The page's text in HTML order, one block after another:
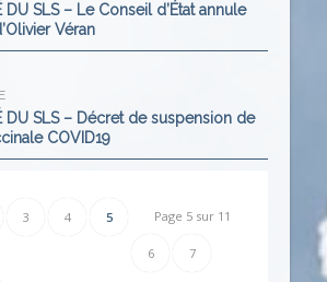
DU SLS – Le Conseil d’État annule
Véran
DU SLS – Décret de suspension de
COVID19
Page 5 sur 11
3 4 5
6 7